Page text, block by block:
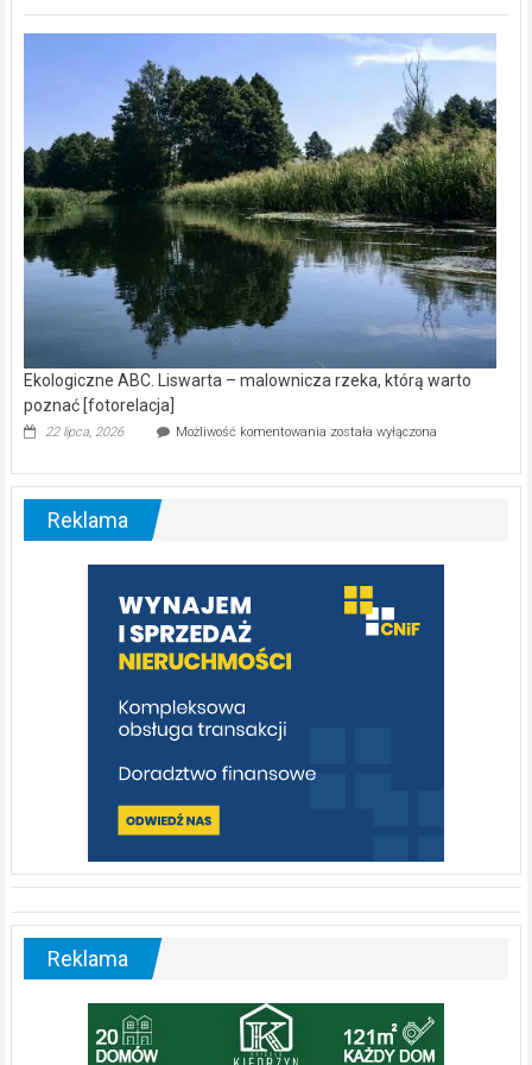
kamerą
wśród
Ekologiczne ABC. Liswarta – malownicza rzeka, którą warto
poznać [fotorelacja]
22 lipca, 2026 Możliwość komentowania Ekologiczne
–
warto
poznać
[fotorelacja]
została wyłączona
Reklama
Reklama